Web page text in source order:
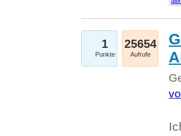
1
Punkte
25654
Aufrufe